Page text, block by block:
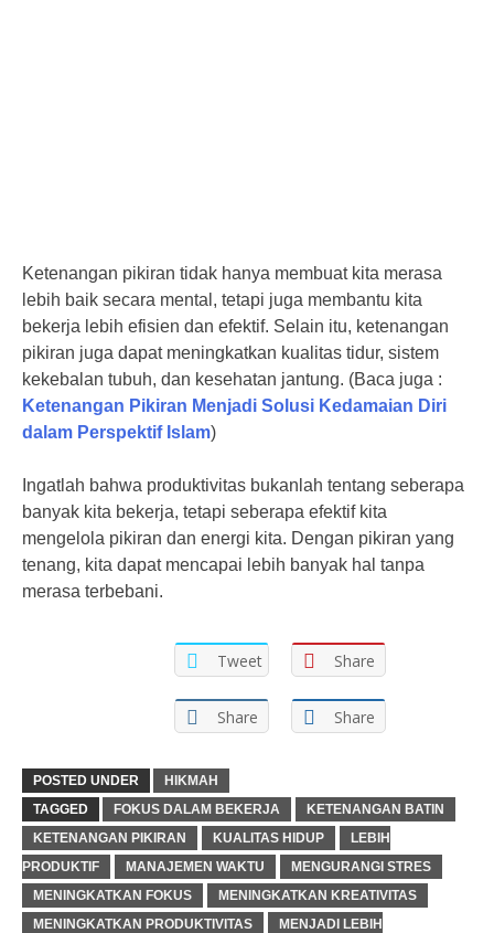
Ketenangan pikiran tidak hanya membuat kita merasa
lebih baik secara mental, tetapi juga membantu kita
bekerja lebih efisien dan efektif. Selain itu, ketenangan
pikiran juga dapat meningkatkan kualitas tidur, sistem
kekebalan tubuh, dan kesehatan jantung. (Baca juga :
Ketenangan Pikiran Menjadi Solusi Kedamaian Diri
dalam Perspektif Islam)
Ingatlah bahwa produktivitas bukanlah tentang seberapa
banyak kita bekerja, tetapi seberapa efektif kita
mengelola pikiran dan energi kita. Dengan pikiran yang
tenang, kita dapat mencapai lebih banyak hal tanpa
merasa terbebani.
Tweet Share
Share Share
POSTED UNDER
HIKMAH
TAGGED
FOKUS DALAM BEKERJA
KETENANGAN BATIN
KETENANGAN PIKIRAN
KUALITAS HIDUP
LEBIH
PRODUKTIF
MANAJEMEN WAKTU
MENGURANGI STRES
MENINGKATKAN FOKUS
MENINGKATKAN KREATIVITAS
MENINGKATKAN PRODUKTIVITAS
MENJADI LEBIH